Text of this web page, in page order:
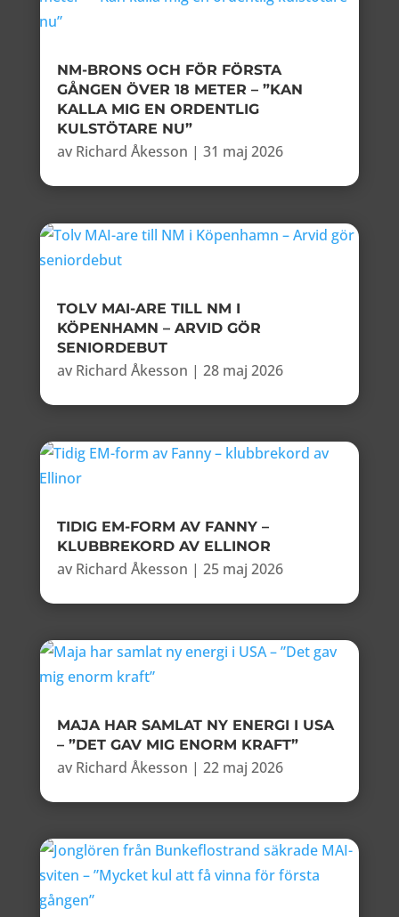
NM-BRONS OCH FÖR FÖRSTA
GÅNGEN ÖVER 18 METER – ”KAN
KALLA MIG EN ORDENTLIG
KULSTÖTARE NU”
av Richard Åkesson | 31 maj 2026
TOLV MAI-ARE TILL NM I
KÖPENHAMN – ARVID GÖR
SENIORDEBUT
av Richard Åkesson | 28 maj 2026
TIDIG EM-FORM AV FANNY –
KLUBBREKORD AV ELLINOR
av Richard Åkesson | 25 maj 2026
MAJA HAR SAMLAT NY ENERGI I USA
– ”DET GAV MIG ENORM KRAFT”
av Richard Åkesson | 22 maj 2026